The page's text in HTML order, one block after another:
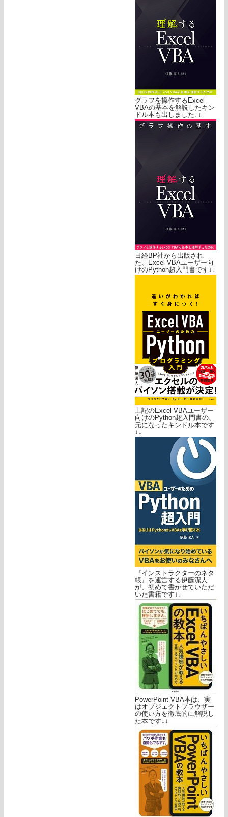
グラフを操作するExcel
VBAの基本を解説したキン
ドル本も出しました↓↓
日経BP社から出版され
た、Excel VBAユーザー向
けのPython超入門書です↓↓
上記のExcel VBAユーザー
向けのPython超入門書の、
元になったキンドル本です
↓↓
『インストラクターのネタ
帳』を運営する伊藤潔人
が、初めて書かせていただ
いた書籍です↓↓
PowerPoint VBA本は、実
はオブジェクトブラウザー
の使い方を徹底的に解説し
た本です↓↓